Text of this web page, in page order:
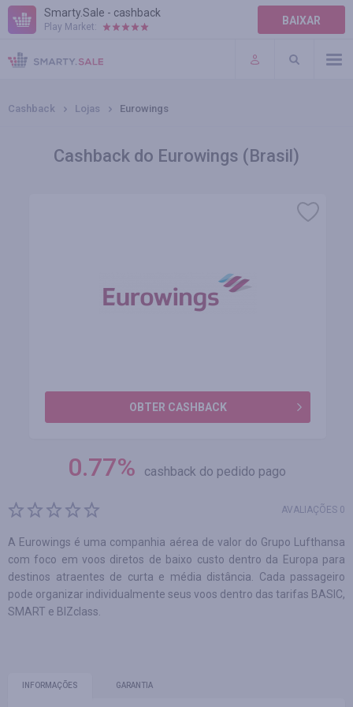
Smarty.Sale - cashback
Play Market: BAIXAR
AJUDA
TERMOS DE USO
Cashback Lojas Eurowings
Cashback do Eurowings (Brasil)
OBTER CASHBACK
0.77% cashback do pedido pago
AVALIAÇÕES 0
A Eurowings é uma companhia aérea de valor do Grupo Lufthansa
com foco em voos diretos de baixo custo dentro da Europa para
destinos atraentes de curta e média distância. Cada passageiro
pode organizar individualmente seus voos dentro das tarifas BASIC,
SMART e BIZclass.
INFORMAÇÕES GARANTIA